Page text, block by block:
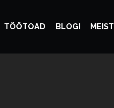
TÖÖTOAD BLOGI MEIST